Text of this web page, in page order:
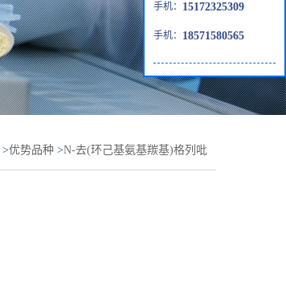
>优势品种 >N-去(环己基氨基羰基)格列吡
手机： 15172325309
手机： 18571580565